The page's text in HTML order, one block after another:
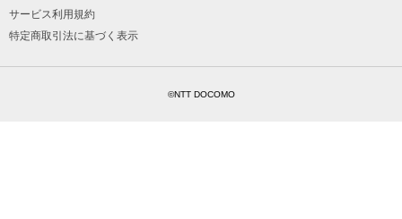
サービス利用規約
特定商取引法に基づく表示
©NTT DOCOMO